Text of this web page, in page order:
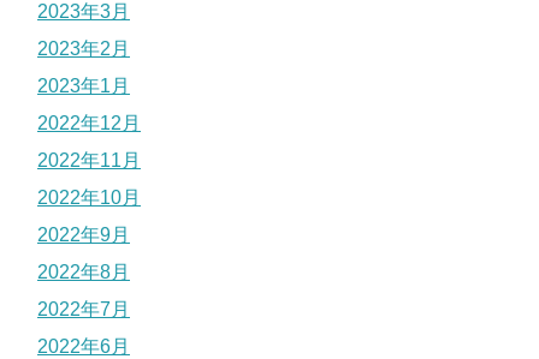
2023年3月
2023年2月
2023年1月
2022年12月
2022年11月
2022年10月
2022年9月
2022年8月
2022年7月
2022年6月